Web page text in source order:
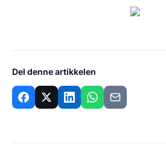
Del denne artikkelen